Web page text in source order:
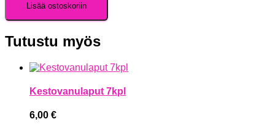
Lisää ostoskoriin
Tutustu myös
Kestovanulaput 7kpl
6,00 €